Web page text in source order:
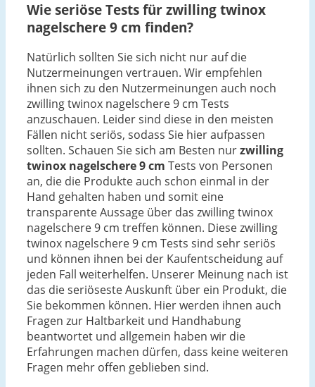
Wie seriöse Tests für zwilling twinox
nagelschere 9 cm finden?
Natürlich sollten Sie sich nicht nur auf die
Nutzermeinungen vertrauen. Wir empfehlen
ihnen sich zu den Nutzermeinungen auch noch
zwilling twinox nagelschere 9 cm Tests
anzuschauen. Leider sind diese in den meisten
Fällen nicht seriös, sodass Sie hier aufpassen
sollten. Schauen Sie sich am Besten nurzwilling
twinox nagelschere 9 cm Tests von Personen
an, die die Produkte auch schon einmal in der
Hand gehalten haben und somit eine
transparente Aussage über das zwilling twinox
nagelschere 9 cm treffen können. Diese zwilling
twinox nagelschere 9 cm Tests sind sehr seriös
und können ihnen bei der Kaufentscheidung auf
jeden Fall weiterhelfen. Unserer Meinung nach ist
das die seriöseste Auskunft über ein Produkt, die
Sie bekommen können. Hier werden ihnen auch
Fragen zur Haltbarkeit und Handhabung
beantwortet und allgemein haben wir die
Erfahrungen machen dürfen, dass keine weiteren
Fragen mehr offen geblieben sind.